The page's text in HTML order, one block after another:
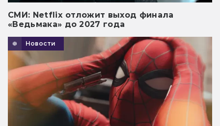
СМИ: Netflix отложит выход финала
«Ведьмака» до 2027 года
Новости